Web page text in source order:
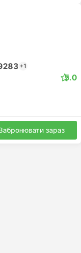
+1
5.0
зараз